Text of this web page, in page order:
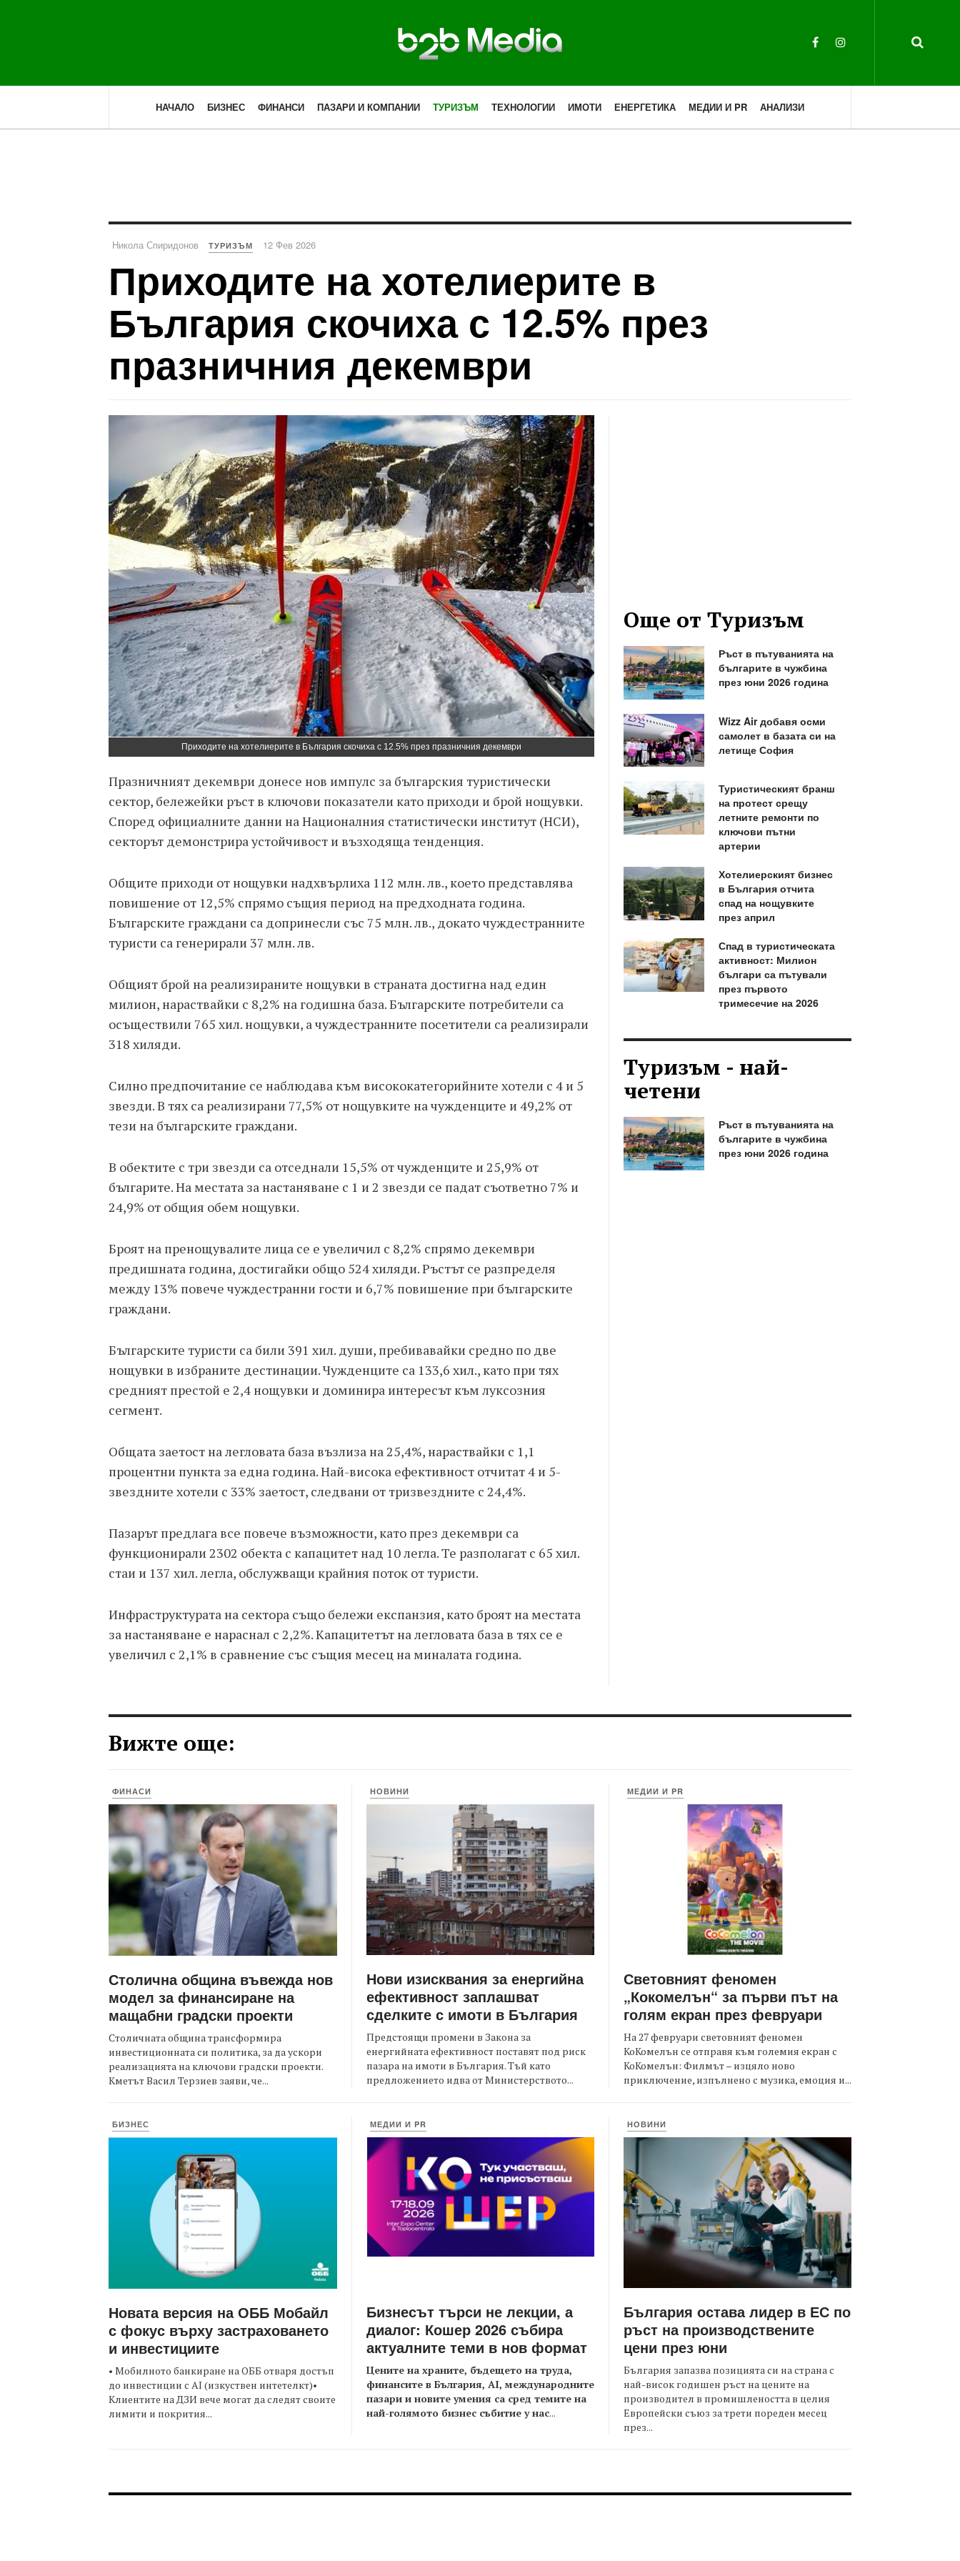
НАЧАЛО БИЗНЕС ФИНАНСИ ПАЗАРИ И КОМПАНИИ ТУРИЗЪМ ТЕХНОЛОГИИ ИМОТИ ЕНЕРГЕТИКА МЕДИИ И PR АНАЛИЗИ
Никола Спиридонов ТУРИЗЪМ 12 Фев 2026
Приходите на хотелиерите в
България скочиха с 12.5% през
празничния декември
Приходите на хотелиерите в България скочиха с 12.5% през празничния декември
Празничният декември донесе нов импулс за българския туристически
сектор, бележейки ръст в ключови показатели като приходи и брой нощувки.
Според официалните данни на Националния статистически институт (НСИ),
секторът демонстрира устойчивост и възходяща тенденция.
Общите приходи от нощувки надхвърлиха 112 млн. лв., което представлява
повишение от 12,5% спрямо същия период на предходната година.
Българските граждани са допринесли със 75 млн. лв., докато чуждестранните
туристи са генерирали 37 млн. лв.
Общият брой на реализираните нощувки в страната достигна над един
милион, нараствайки с 8,2% на годишна база. Българските потребители са
осъществили 765 хил. нощувки, а чуждестранните посетители са реализирали
318 хиляди.
Силно предпочитание се наблюдава към висококатегорийните хотели с 4 и 5
звезди. В тях са реализирани 77,5% от нощувките на чужденците и 49,2% от
тези на българските граждани.
В обектите с три звезди са отседнали 15,5% от чужденците и 25,9% от
българите. На местата за настаняване с 1 и 2 звезди се падат съответно 7% и
24,9% от общия обем нощувки.
Броят на пренощувалите лица се е увеличил с 8,2% спрямо декември
предишната година, достигайки общо 524 хиляди. Ръстът се разпределя
между 13% повече чуждестранни гости и 6,7% повишение при българските
граждани.
Българските туристи са били 391 хил. души, пребивавайки средно по две
нощувки в избраните дестинации. Чужденците са 133,6 хил., като при тях
средният престой е 2,4 нощувки и доминира интересът към луксозния
сегмент.
Общата заетост на легловата база възлиза на 25,4%, нараствайки с 1,1
процентни пункта за една година. Най-висока ефективност отчитат 4 и 5-
звездните хотели с 33% заетост, следвани от тризвездните с 24,4%.
Пазарът предлага все повече възможности, като през декември са
функционирали 2302 обекта с капацитет над 10 легла. Те разполагат с 65 хил.
стаи и 137 хил. легла, обслужващи крайния поток от туристи.
Инфраструктурата на сектора също бележи експанзия, като броят на местата
за настаняване е нараснал с 2,2%. Капацитетът на легловата база в тях се е
увеличил с 2,1% в сравнение със същия месец на миналата година.
Още от Туризъм
Ръст в пътуванията на
българите в чужбина
през юни 2026 година
Wizz Air добавя осми
самолет в базата си на
летище София
Туристическият бранш
на протест срещу
летните ремонти по
ключови пътни
артерии
Хотелиерският бизнес
в България отчита
спад на нощувките
през април
Спад в туристическата
активност: Милион
българи са пътували
през първото
тримесечие на 2026
Туризъм - най-
четени
Ръст в пътуванията на
българите в чужбина
през юни 2026 година
Вижте още:
ФИНАСИ
Столична община въвежда нов
модел за финансиране на
мащабни градски проекти
Столичната община трансформира
инвестиционната си политика, за да ускори
реализацията на ключови градски проекти.
Кметът Васил Терзиев заяви, че...
НОВИНИ
Нови изисквания за енергийна
ефективност заплашват
сделките с имоти в България
Предстоящи промени в Закона за
енергийната ефективност поставят под риск
пазара на имоти в България. Тъй като
предложението идва от Министерството...
МЕДИИ И PR
Световният феномен
„Кокомелън“ за първи път на
голям екран през февруари
На 27 февруари световният феномен
КоКомелън се отправя към големия екран с
КоКомелън: Филмът – изцяло ново
приключение, изпълнено с музика, емоция и...
БИЗНЕС
Новата версия на ОББ Мобайл
с фокус върху застраховането
и инвестициите
• Мобилното банкиране на ОББ отваря достъп
до инвестиции с AI (изкуствен интетелкт)•
Клиентите на ДЗИ вече могат да следят своите
лимити и покрития...
МЕДИИ И PR
Бизнесът търси не лекции, а
диалог: Кошер 2026 събира
актуалните теми в нов формат
Цените на храните, бъдещето на труда,
финансите в България, AI, международните
пазари и новите умения са сред темите на
най-голямото бизнес събитие у нас...
НОВИНИ
България остава лидер в ЕС по
ръст на производствените
цени през юни
България запазва позицията си на страна с
най-висок годишен ръст на цените на
производител в промишлеността в целия
Европейски съюз за трети пореден месец
през...